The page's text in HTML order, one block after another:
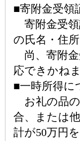
■寄附金受領
寄附金受領
の氏名・住
尚、寄附金
応できかね
■一時所得に
お礼の品の
合、または
計が50万円